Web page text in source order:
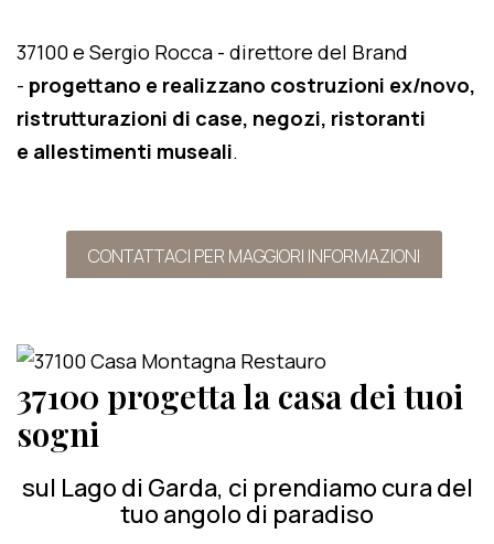
37100 e Sergio Rocca - direttore del Brand
- progettano e realizzano costruzioni ex/novo,
ristrutturazioni di case, negozi, ristoranti
e allestimenti museali.
CONTATTACI PER MAGGIORI INFORMAZIONI
37100 progetta la casa dei tuoi
sogni
sul Lago di Garda, ci prendiamo cura del
tuo angolo di paradiso